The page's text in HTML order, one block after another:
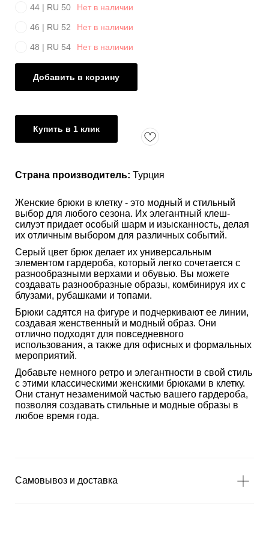
44 | RU 50 Нет в наличии
46 | RU 52 Нет в наличии
48 | RU 54 Нет в наличии
Добавить в корзину
Купить в 1 клик
Страна производитель: Турция
Женские брюки в клетку - это модный и стильный
выбор для любого сезона. Их элегантный клеш-
силуэт придает особый шарм и изысканность, делая
их отличным выбором для различных событий.
Серый цвет брюк делает их универсальным
элементом гардероба, который легко сочетается с
разнообразными верхами и обувью. Вы можете
создавать разнообразные образы, комбинируя их с
блузами, рубашками и топами.
Брюки садятся на фигуре и подчеркивают ее линии,
создавая женственный и модный образ. Они
отлично подходят для повседневного
использования, а также для офисных и формальных
мероприятий.
Добавьте немного ретро и элегантности в свой стиль
с этими классическими женскими брюками в клетку.
Они станут незаменимой частью вашего гардероба,
позволяя создавать стильные и модные образы в
любое время года.
Самовывоз и доставка